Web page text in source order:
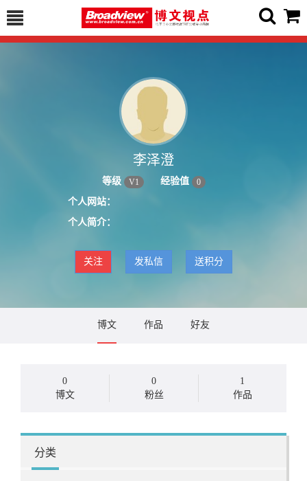
李泽澄
等级 V1 经验值 0
个人网站：
个人简介：
关注 发私信 送积分
博文 作品 好友
0
博文
0
粉丝
1
作品
分类